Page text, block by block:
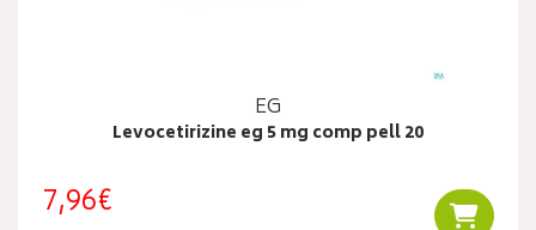
EG
Levocetirizine eg 5 mg comp pell 20
7,96€